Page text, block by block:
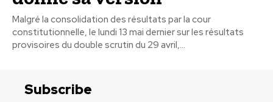
Malgré la consolidation des résultats par la cour
constitutionnelle, le lundi 13 mai dernier sur les résultats
provisoires du double scrutin du 29 avril,...
Subscribe